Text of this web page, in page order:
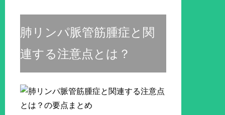
肺リンパ脈管筋腫症と関
連する注意点とは？